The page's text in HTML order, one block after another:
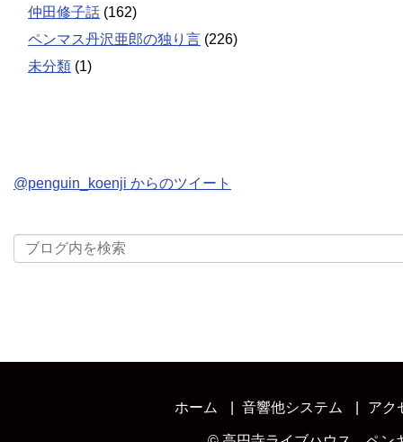
仲田修子話 (162)
ペンマス丹沢亜郎の独り言 (226)
未分類 (1)
@penguin_koenji からのツイート
ホーム 音響他システム アク